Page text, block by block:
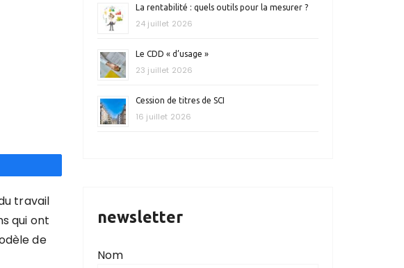
travail
qui ont
de
La rentabilité : quels outils pour la mesurer ?
24 juillet 2026
Le CDD « d’usage »
23 juillet 2026
Cession de titres de SCI
16 juillet 2026
newsletter
Nom